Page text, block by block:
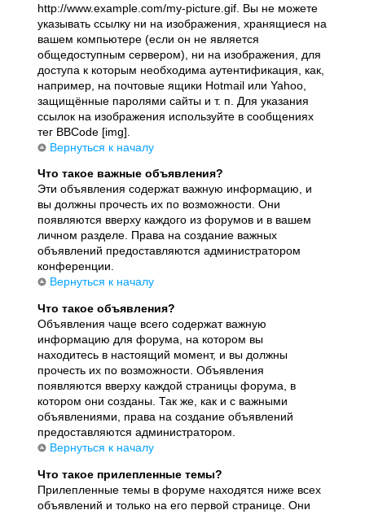
http://www.example.com/my-picture.gif. Вы не можете
указывать ссылку ни на изображения, хранящиеся на
вашем компьютере (если он не является
общедоступным сервером), ни на изображения, для
доступа к которым необходима аутентификация, как,
например, на почтовые ящики Hotmail или Yahoo,
защищённые паролями сайты и т. п. Для указания
ссылок на изображения используйте в сообщениях
тег BBCode [img].
Вернуться к началу
Что такое важные объявления?
Эти объявления содержат важную информацию, и
вы должны прочесть их по возможности. Они
появляются вверху каждого из форумов и в вашем
личном разделе. Права на создание важных
объявлений предоставляются администратором
конференции.
Вернуться к началу
Что такое объявления?
Объявления чаще всего содержат важную
информацию для форума, на котором вы
находитесь в настоящий момент, и вы должны
прочесть их по возможности. Объявления
появляются вверху каждой страницы форума, в
котором они созданы. Так же, как и с важными
объявлениями, права на создание объявлений
предоставляются администратором.
Вернуться к началу
Что такое прилепленные темы?
Прилепленные темы в форуме находятся ниже всех
объявлений и только на его первой странице. Они